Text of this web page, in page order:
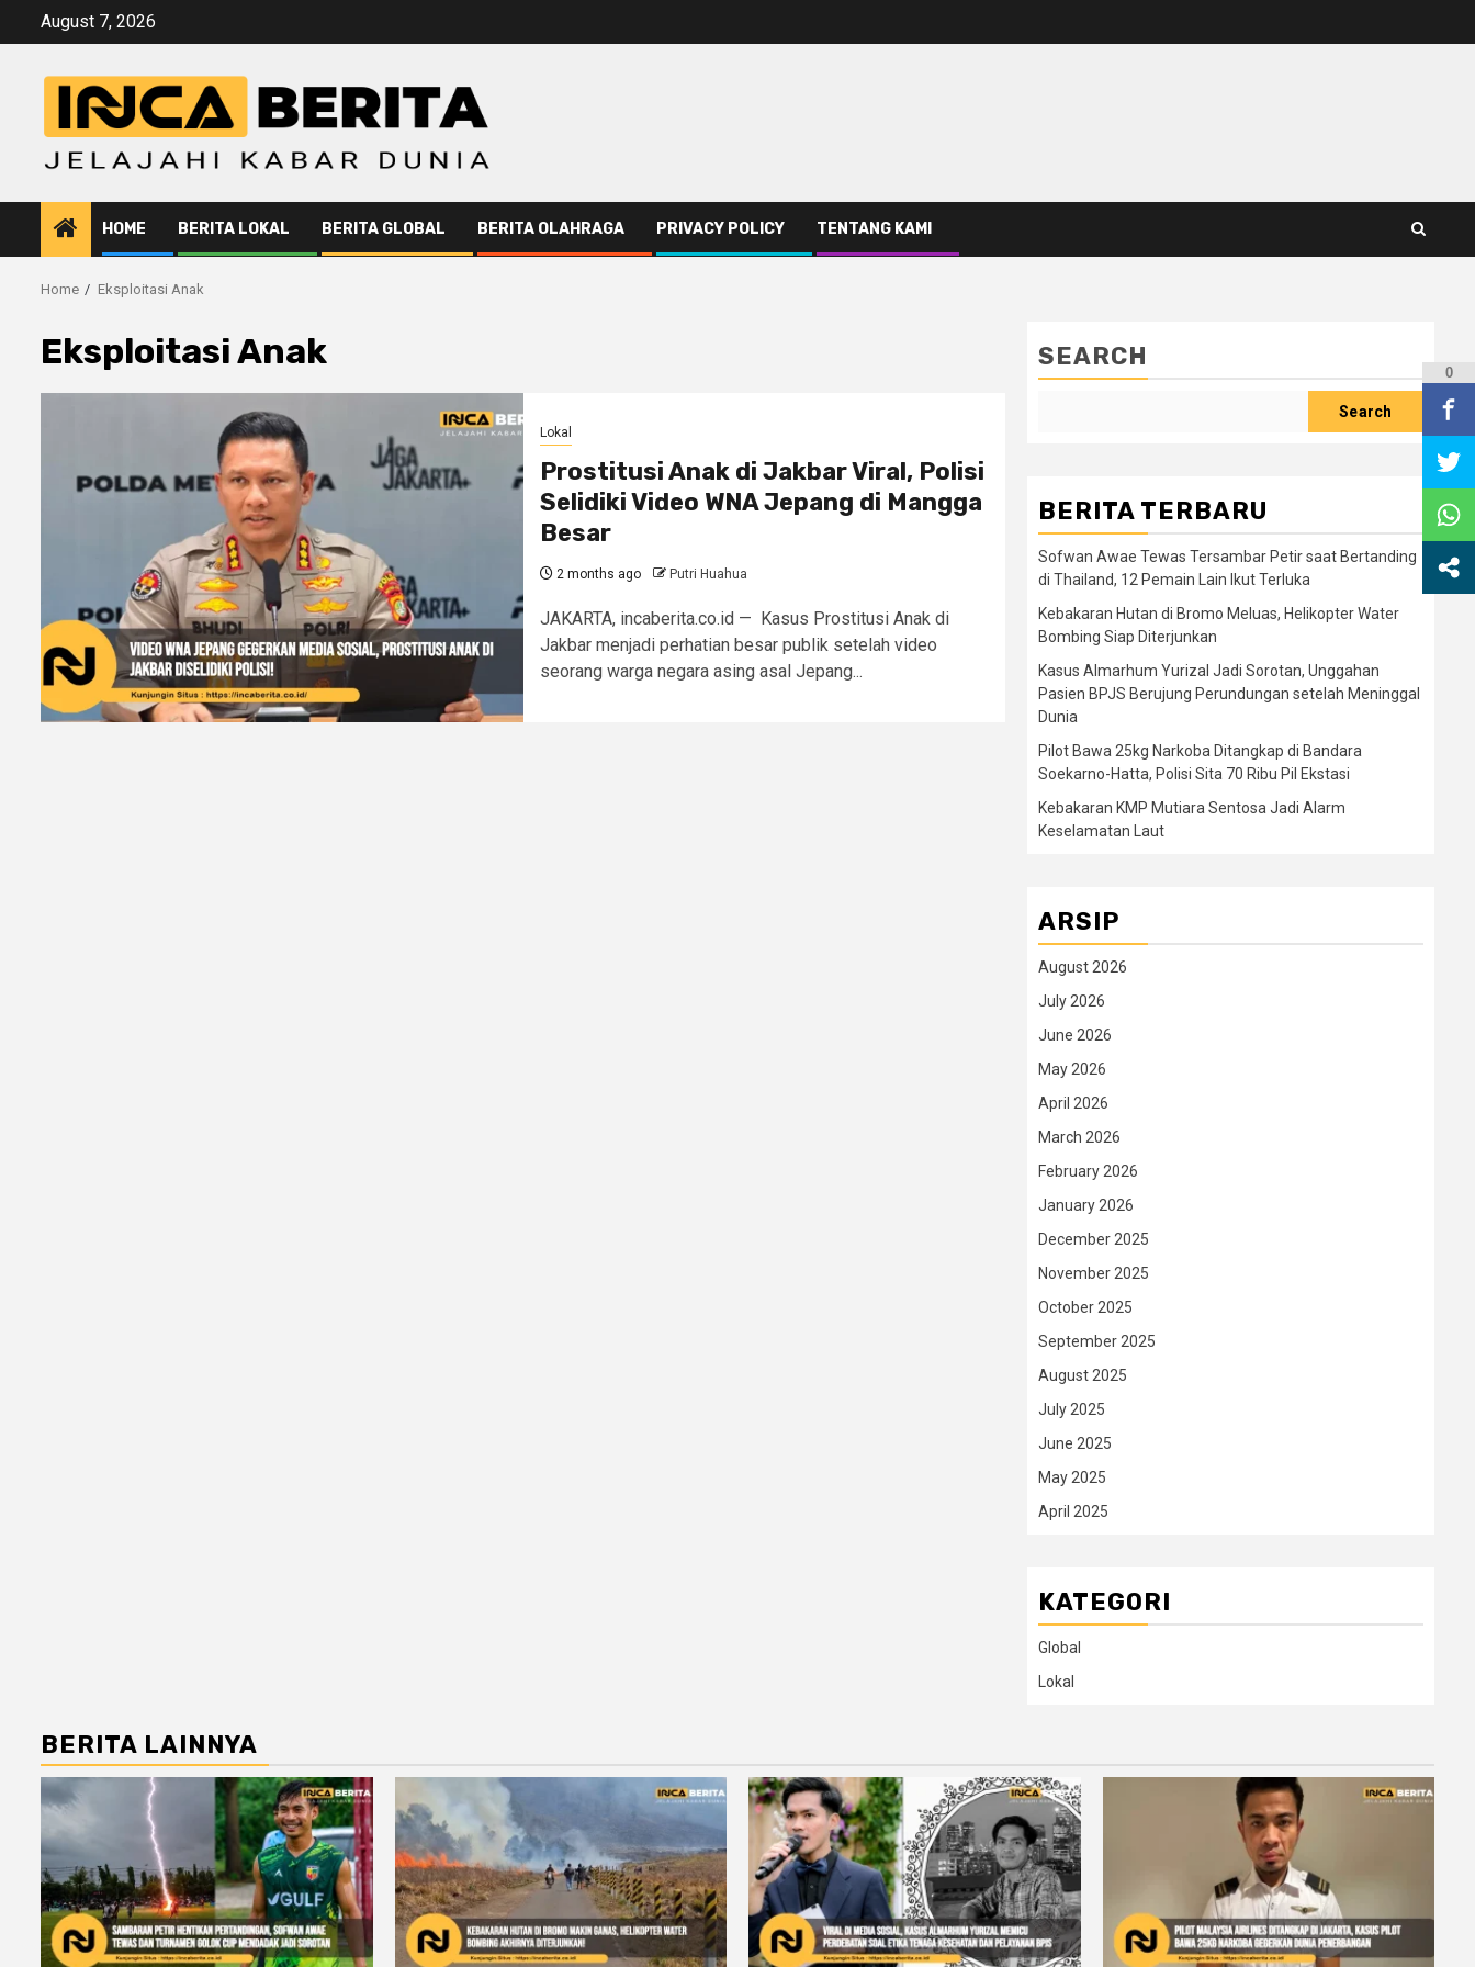
August 7, 2026
HOME BERITA LOKAL BERITA GLOBAL BERITA OLAHRAGA PRIVACY POLICY TENTANG KAMI
Home Eksploitasi Anak
Eksploitasi Anak
Lokal
Prostitusi Anak di Jakbar Viral, Polisi
Selidiki Video WNA Jepang di Mangga
Besar
2 months ago Putri Huahua
JAKARTA, incaberita.co.id — Kasus Prostitusi Anak di
Jakbar menjadi perhatian besar publik setelah video
seorang warga negara asing asal Jepang...
SEARCH
Search
BERITA TERBARU
Sofwan Awae Tewas Tersambar Petir saat Bertanding
di Thailand, 12 Pemain Lain Ikut Terluka
Kebakaran Hutan di Bromo Meluas, Helikopter Water
Bombing Siap Diterjunkan
Kasus Almarhum Yurizal Jadi Sorotan, Unggahan
Pasien BPJS Berujung Perundungan setelah Meninggal
Dunia
Pilot Bawa 25kg Narkoba Ditangkap di Bandara
Soekarno-Hatta, Polisi Sita 70 Ribu Pil Ekstasi
Kebakaran KMP Mutiara Sentosa Jadi Alarm
Keselamatan Laut
ARSIP
August 2026
July 2026
June 2026
May 2026
April 2026
March 2026
February 2026
January 2026
December 2025
November 2025
October 2025
September 2025
August 2025
July 2025
June 2025
May 2025
April 2025
KATEGORI
Global
Lokal
BERITA LAINNYA
0